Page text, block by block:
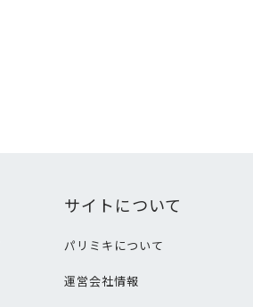
サイトについて
パリミキについて
運営会社情報